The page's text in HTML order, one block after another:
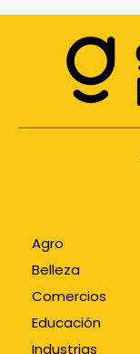
Agro
Belleza
Comercios
Educación
Industrias